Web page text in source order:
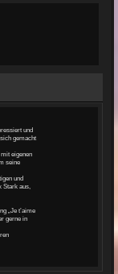
und
gemacht
eigenen
seine
und
Stark aus,
„Je t’aime
gerne in